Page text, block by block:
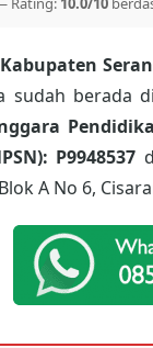
sudah berada
P9948537
A No 6,